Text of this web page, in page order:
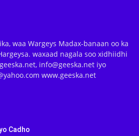
waa Wargeys Madax-banaan oo ka
waxaad nagala soo xidhiidhi
info@geeska.net iyo
www.geeska.net
Cadho